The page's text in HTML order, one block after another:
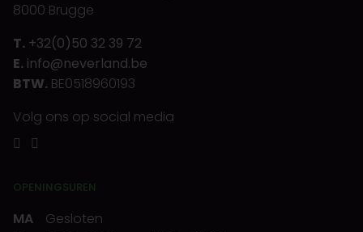
8000 Brugge
T. +32(0)50 32 39 72
E. info@neverland.be
BTW. BE0518960193
Volg ons op social media
OPENINGSUREN
MA
Gesloten